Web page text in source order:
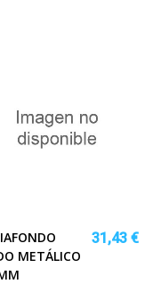
METÁLICO
31,43 €